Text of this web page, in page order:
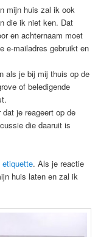
mijn huis zal ik ook
die ik niet ken. Dat
en achternaam moet
e-mailadres gebruikt en
als je bij mij thuis op de
of beledigende
je reageert op de
die daaruit is
etiquette. Als je reactie
huis laten en zal ik